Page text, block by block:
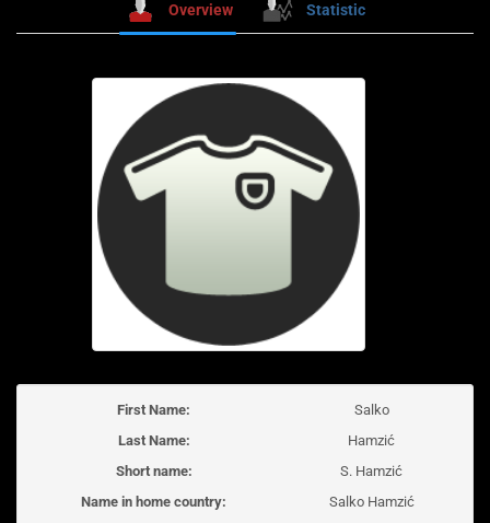
Overview Statistic
First Name:
Salko
Last Name:
Hamzić
Short name:
S. Hamzić
Name in home country:
Salko Hamzić